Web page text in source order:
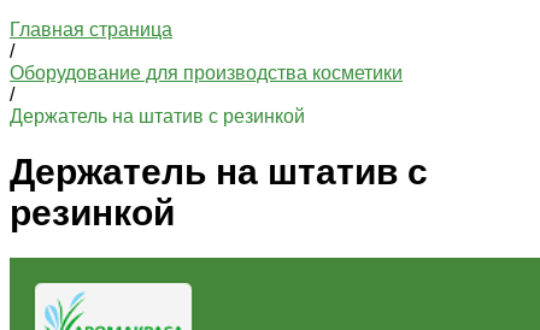
Главная страница
/
Оборудование для производства косметики
/
Держатель на штатив с резинкой
Держатель на штатив с
резинкой